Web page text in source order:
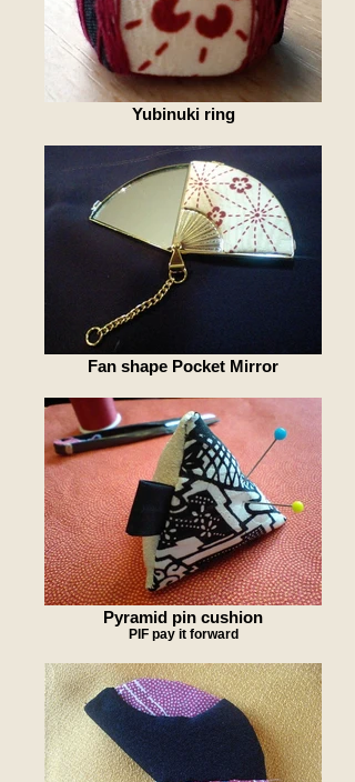
Yubinuki ring
Fan shape Pocket Mirror
Pyramid pin cushion
PIF pay it forward